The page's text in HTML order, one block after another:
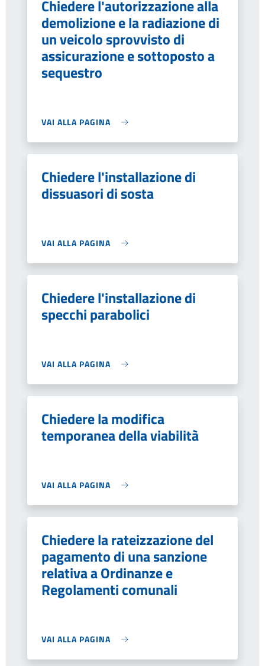
Chiedere l'autorizzazione alla
demolizione e la radiazione di
un veicolo sprovvisto di
assicurazione e sottoposto a
sequestro
VAI ALLA PAGINA
Chiedere l'installazione di
dissuasori di sosta
VAI ALLA PAGINA
Chiedere l'installazione di
specchi parabolici
VAI ALLA PAGINA
Chiedere la modifica
temporanea della viabilità
VAI ALLA PAGINA
Chiedere la rateizzazione del
pagamento di una sanzione
relativa a Ordinanze e
Regolamenti comunali
VAI ALLA PAGINA